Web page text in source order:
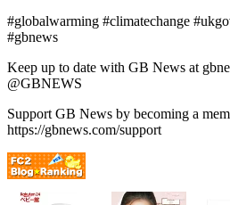
#globalwarming #climatechange
#gbnews
Keep up to date with GB News at
@GBNEWS
Support GB News by becoming a
https://gbnews.com/support